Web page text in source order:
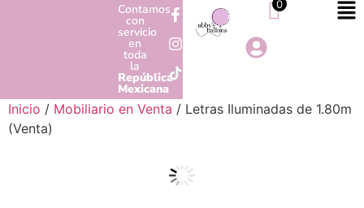
Contamos
con
servicio
en
toda
la
República
Mexicana
0
Inicio / Mobiliario en Venta / Letras Iluminadas de 1.80m
(Venta)